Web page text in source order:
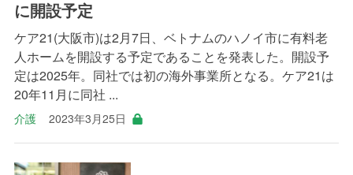
に開設予定
ケア21(大阪市)は2月7日、ベトナムのハノイ市に有料老
人ホームを開設する予定であることを発表した。開設予
定は2025年。同社では初の海外事業所となる。ケア21は
20年11月に同社 ...
介護 2023年3月25日